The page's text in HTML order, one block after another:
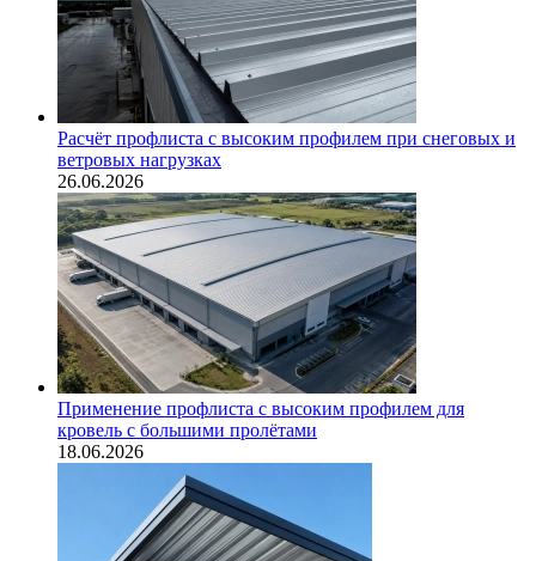
Расчёт профлиста с высоким профилем при снеговых и
ветровых нагрузках
26.06.2026
Применение профлиста с высоким профилем для
кровель с большими пролётами
18.06.2026